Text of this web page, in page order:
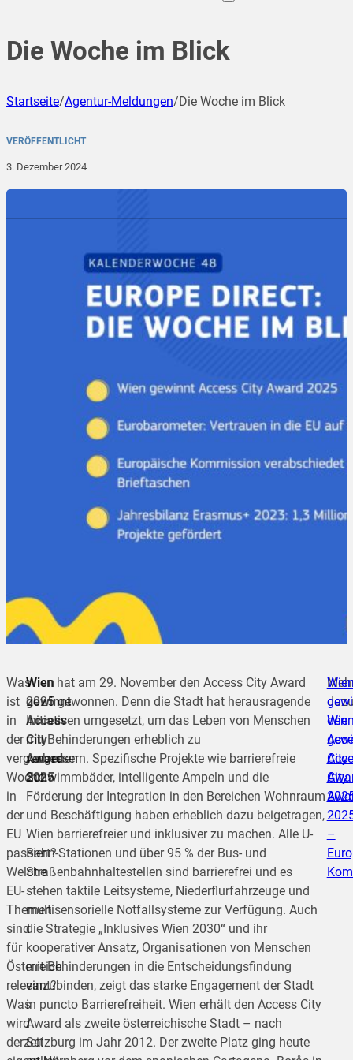
Die Woche im Blick
Startseite/Agentur-Meldungen/Die Woche im Blick
VERÖFFENTLICHT
3. Dezember 2024
Was
ist
in
der
vergangenen
Woche
in
der
EU
passiert?
Welche
EU-
Themen
sind
für
Österreich
relevant?
Was
wird
derzeit
Wien
gewinnt
Access
City
Award
2025
Wien hat am 29. November den Access City Award
2025 gewonnen. Denn die Stadt hat herausragende
Initiativen umgesetzt, um das Leben von Menschen
mit Behinderungen erheblich zu
verbessern. Spezifische Projekte wie barrierefreie
Schwimmbäder, intelligente Ampeln und die
Förderung der Integration in den Bereichen Wohnraum
und Beschäftigung haben erheblich dazu beigetragen,
Wien barrierefreier und inklusiver zu machen. Alle U-
Bahn-Stationen und über 95 % der Bus- und
Straßenbahnhaltestellen sind barrierefrei und es
stehen taktile Leitsysteme, Niederflurfahrzeuge und
multisensorielle Notfallsysteme zur Verfügung. Auch
die Strategie „Inklusives Wien 2030“ und ihr
kooperativer Ansatz, Organisationen von Menschen
mit Behinderungen in die Entscheidungsfindung
einzubinden, zeigt das starke Engagement der Stadt
in puncto Barrierefreiheit. Wien erhält den Access City
Award als zweite österreichische Stadt – nach
Salzburg im Jahr 2012. Der zweite Platz ging heute
City
–
den
City